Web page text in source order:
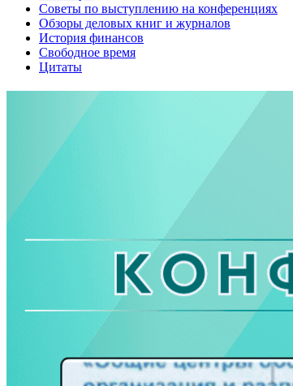
Советы по выступлению на конференциях
Обзоры деловых книг и журналов
История финансов
Свободное время
Цитаты